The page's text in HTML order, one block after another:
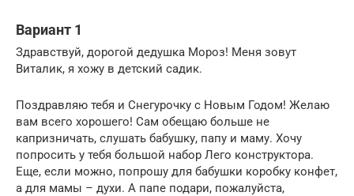
Вариант 1
Здравствуй, дорогой дедушка Мороз! Меня зовут
Виталик, я хожу в детский садик.
Поздравляю тебя и Снегурочку с Новым Годом! Желаю
вам всего хорошего! Сам обещаю больше не
капризничать, слушать бабушку, папу и маму. Хочу
попросить у тебя большой набор Лего конструктора.
Еще, если можно, попрошу для бабушки коробку конфет,
а для мамы – духи. А папе подари, пожалуйста,